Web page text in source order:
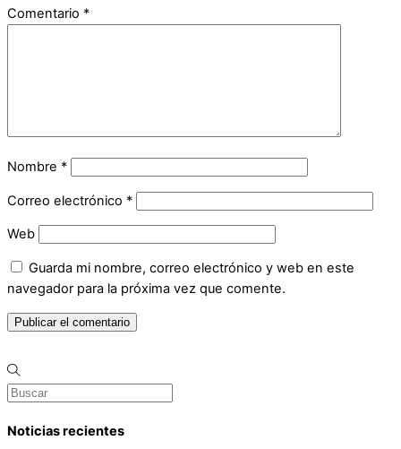
Comentario *
Nombre *
Correo electrónico *
Web
Guarda mi nombre, correo electrónico y web en este
navegador para la próxima vez que comente.
Noticias recientes